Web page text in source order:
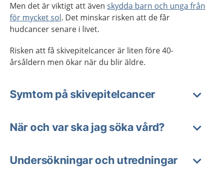
Men det är viktigt att även skydda barn och unga från
för mycket sol. Det minskar risken att de får
hudcancer senare i livet.
Risken att få skivepitelcancer är liten före 40-
årsåldern men ökar när du blir äldre.
Symtom på skivepitelcancer
När och var ska jag söka vård?
Undersökningar och utredningar